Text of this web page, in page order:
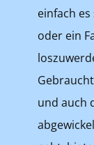
einfach
oder ein
und auch